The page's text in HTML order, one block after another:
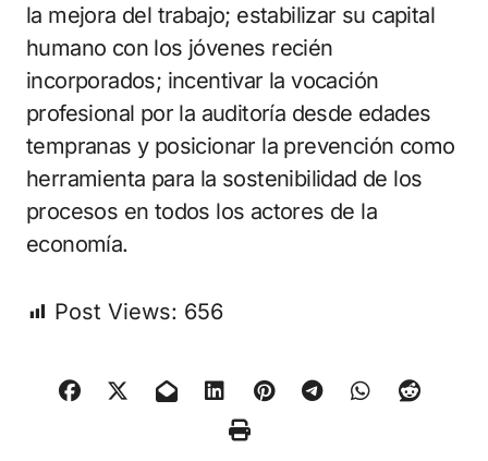
la mejora del trabajo; estabilizar su capital
humano con los jóvenes recién
incorporados; incentivar la vocación
profesional por la auditoría desde edades
tempranas y posicionar la prevención como
herramienta para la sostenibilidad de los
procesos en todos los actores de la
economía.
Post Views: 656